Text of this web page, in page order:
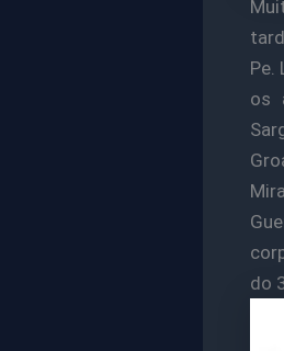
Pe.
os
do